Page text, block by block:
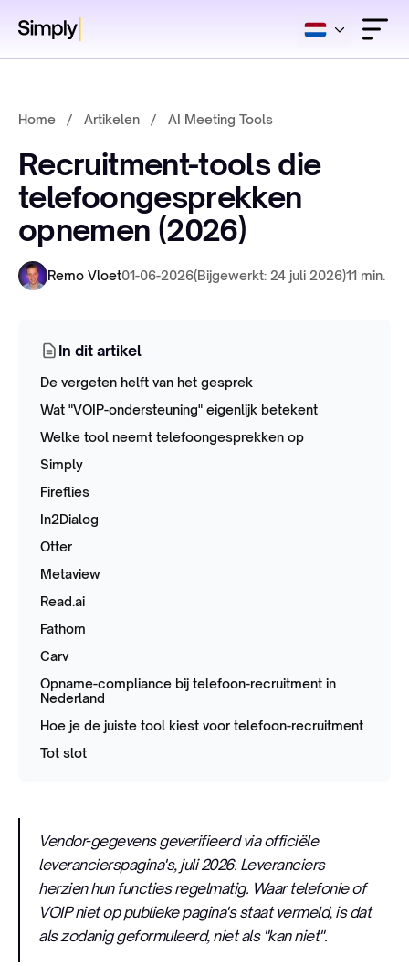
Home / Artikelen / AI Meeting Tools
Recruitment-tools die
telefoongesprekken
opnemen (2026)
Remo Vloet01-06-2026(Bijgewerkt: 24 juli 2026)11 min.
In dit artikel
De vergeten helft van het gesprek
Wat "VOIP-ondersteuning" eigenlijk betekent
Welke tool neemt telefoongesprekken op
Simply
Fireflies
In2Dialog
Otter
Metaview
Read.ai
Fathom
Carv
Opname-compliance bij telefoon-recruitment in
Nederland
Hoe je de juiste tool kiest voor telefoon-recruitment
Tot slot
Vendor-gegevens geverifieerd via officiële
leverancierspagina's, juli 2026. Leveranciers
herzien hun functies regelmatig. Waar telefonie of
VOIP niet op publieke pagina's staat vermeld, is dat
als zodanig geformuleerd, niet als "kan niet".